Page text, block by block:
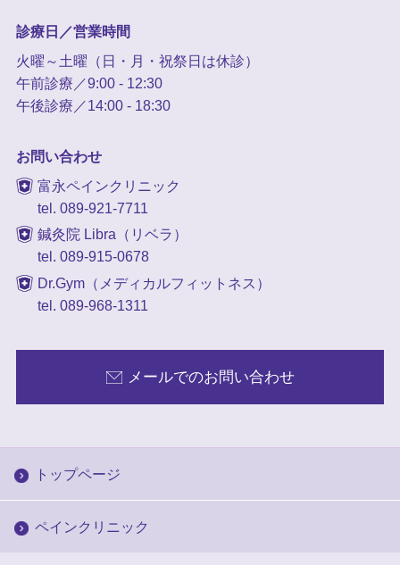
診療日／営業時間
火曜～土曜（日・月・祝祭日は休診）
午前診療／9:00 - 12:30
午後診療／14:00 - 18:30
お問い合わせ
富永ペインクリニック
tel. 089-921-7711
鍼灸院 Libra（リベラ）
tel. 089-915-0678
Dr.Gym（メディカルフィットネス）
tel. 089-968-1311
メールでのお問い合わせ
トップページ
ペインクリニック